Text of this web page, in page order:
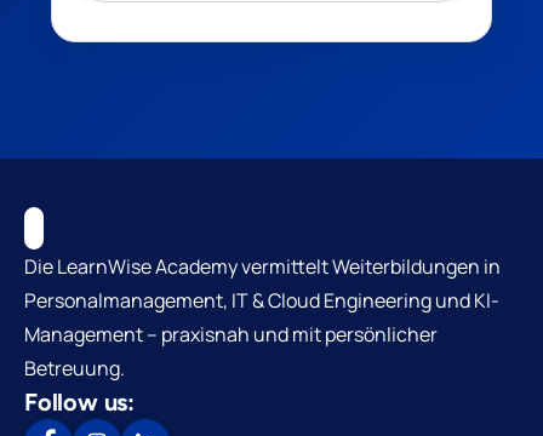
Die LearnWise Academy vermittelt Weiterbildungen in
Personalmanagement, IT & Cloud Engineering und KI-
Management – praxisnah und mit persönlicher
Betreuung.
Follow us: